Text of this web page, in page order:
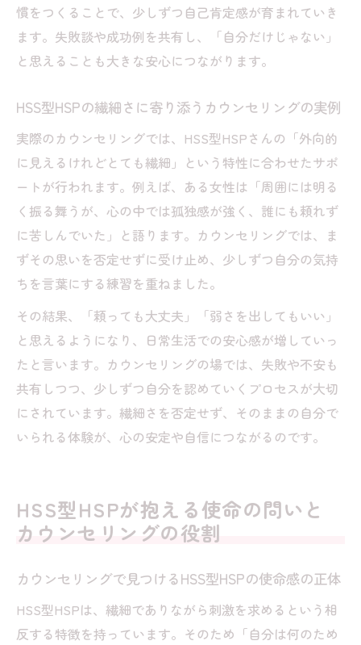
HSS型HSPが自分を肯定するためのカウン
セリング術
自分らしさを認めるカウンセリングの活用
カウンセリングで自己否定を緩やかに手放
すヒント
HSS型HSPの強みを引き出すカウンセリン
グ体験談
慣をつくることで、少しずつ自己肯定感が育まれていき
ます。失敗談や成功例を共有し、「自分だけじゃない」
と思えることも大きな安心につながります。
HSS型HSPの繊細さに寄り添うカウンセリングの実例
実際のカウンセリングでは、HSS型HSPさんの「外向的
に見えるけれどとても繊細」という特性に合わせたサポ
ートが行われます。例えば、ある女性は「周囲には明る
く振る舞うが、心の中では孤独感が強く、誰にも頼れず
に苦しんでいた」と語ります。カウンセリングでは、ま
ずその思いを否定せずに受け止め、少しずつ自分の気持
ちを言葉にする練習を重ねました。
その結果、「頼っても大丈夫」「弱さを出してもいい」
と思えるようになり、日常生活での安心感が増していっ
たと言います。カウンセリングの場では、失敗や不安も
共有しつつ、少しずつ自分を認めていくプロセスが大切
にされています。繊細さを否定せず、そのままの自分で
いられる体験が、心の安定や自信につながるのです。
HSS型HSPが抱える使命の問いと
カウンセリングの役割
カウンセリングで見つけるHSS型HSPの使命感の正体
HSS型HSPは、繊細でありながら刺激を求めるという相
反する特徴を持っています。そのため「自分は何のため